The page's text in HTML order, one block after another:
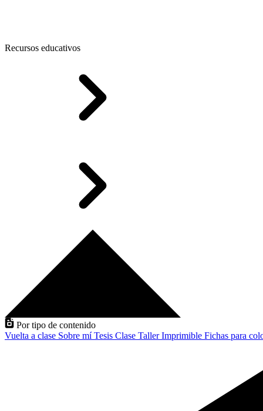
Recursos educativos
Por tipo de contenido
Vuelta a clase Sobre míTesis Clase TallerImprimible Fichas para